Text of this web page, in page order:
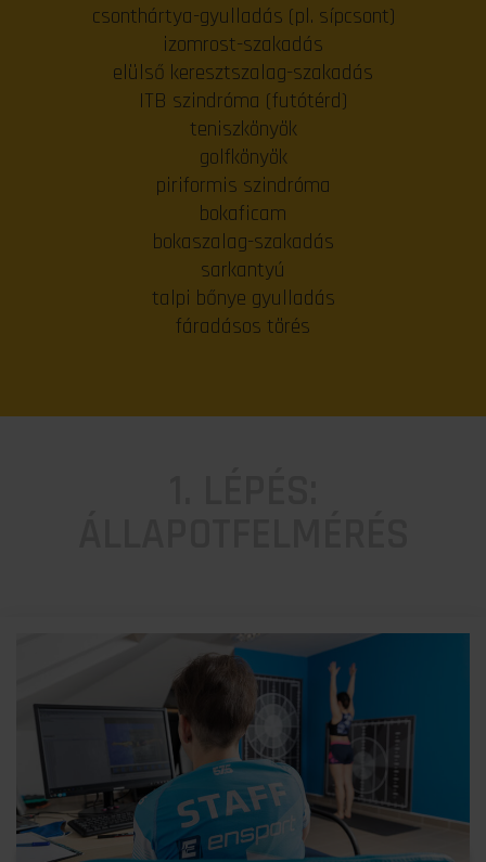
csonthártya-gyulladás (pl. sípcsont)
izomrost-szakadás
elülső keresztszalag-szakadás
ITB szindróma (futótérd)
teniszkönyök
golfkönyök
piriformis szindróma
bokaficam
bokaszalag-szakadás
sarkantyú
talpi bőnye gyulladás
fáradásos törés